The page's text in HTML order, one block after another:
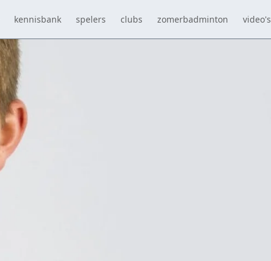
kennisbank spelers clubs zomerbadminton video's